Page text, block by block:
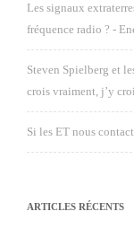
Les signaux
fréquence radio ? -
Steven Spielberg et
crois vraiment, j’y
Si les ET nous
ARTICLES RÉCENTS